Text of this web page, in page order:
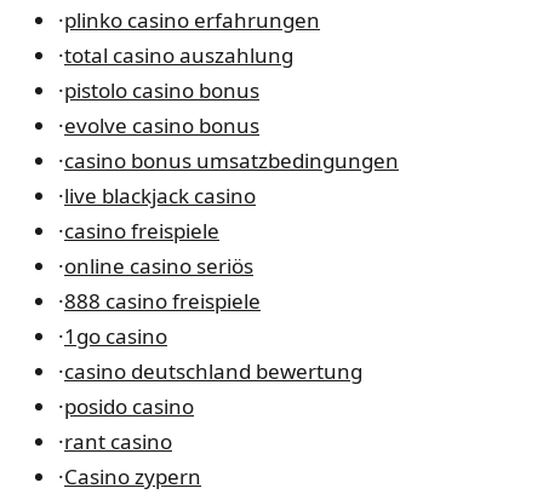
·plinko casino erfahrungen
·total casino auszahlung
·pistolo casino bonus
·evolve casino bonus
·casino bonus umsatzbedingungen
·live blackjack casino
·casino freispiele
·online casino seriös
·888 casino freispiele
·1go casino
·casino deutschland bewertung
·posido casino
·rant casino
·Casino zypern